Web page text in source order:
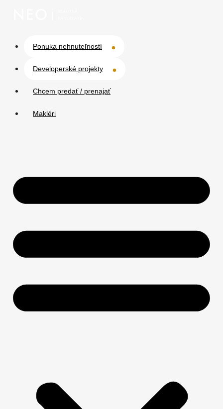
Ponuka nehnuteľností
Developerské projekty
Chcem predať / prenajať
Makléri